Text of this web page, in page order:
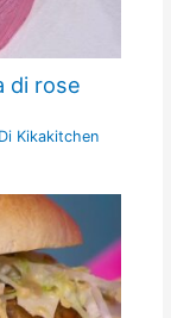
di rose
Kikakitchen